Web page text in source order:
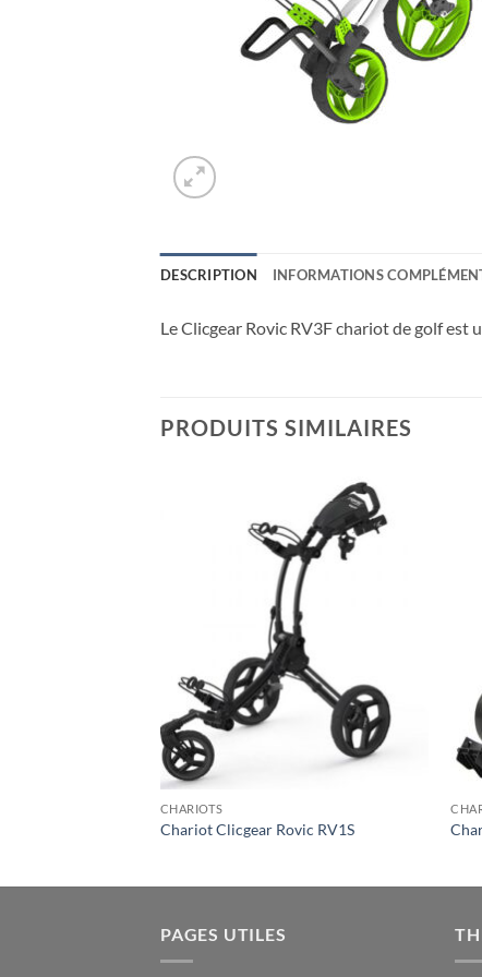
DESCRIPTION INFORMATIONS
Le Clicgear Rovic RV3F chariot de golf
PRODUITS SIMILAIRES
CHARIOTS
Chariot Clicgear Rovic RV1S
PAGES UTILES